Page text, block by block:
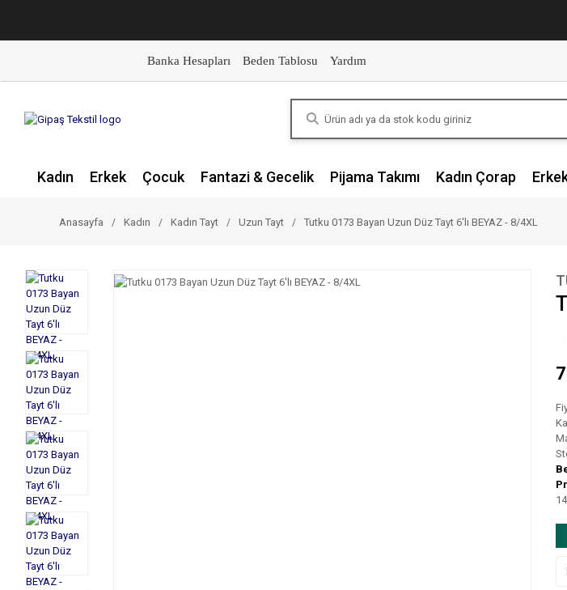
Banka Hesapları Beden Tablosu Yardım
Kadın Erkek Çocuk Fantazi & Gecelik Pijama Takımı Kadın Çorap
Anasayfa Kadın Kadın Tayt Uzun Tayt Tutku 0173 Bayan Uzun Düz Tayt 6'lı BEYAZ - 8/4XL